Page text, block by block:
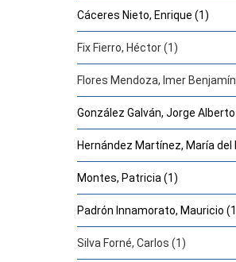
Cáceres Nieto, Enrique (1)
Fix Fierro, Héctor (1)
Flores Mendoza, Imer
González Galván, Jorge
Hernández Martínez, María del
Montes, Patricia (1)
Padrón Innamorato, Mauricio
Silva Forné, Carlos (1)